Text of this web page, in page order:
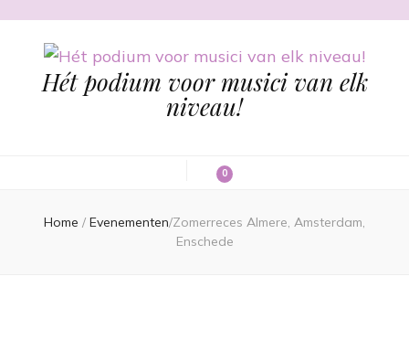
Hét podium voor musici van elk
niveau!
0
Home / Evenementen/Zomerreces Almere, Amsterdam,
Enschede